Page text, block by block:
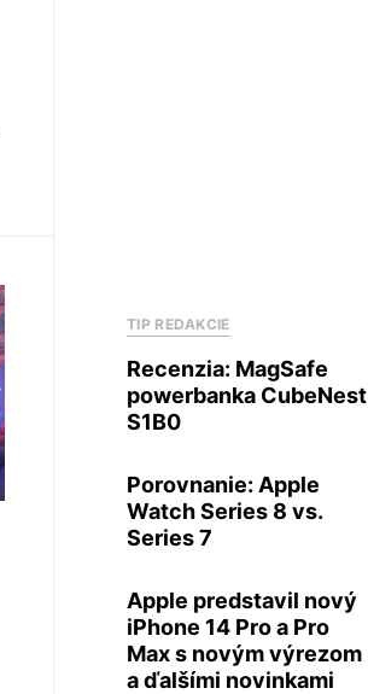
TIP REDAKCIE
Recenzia: MagSafe
powerbanka CubeNest
S1B0
Porovnanie: Apple
Watch Series 8 vs.
Series 7
Apple predstavil nový
iPhone 14 Pro a Pro
Max s novým výrezom
a ďalšími novinkami